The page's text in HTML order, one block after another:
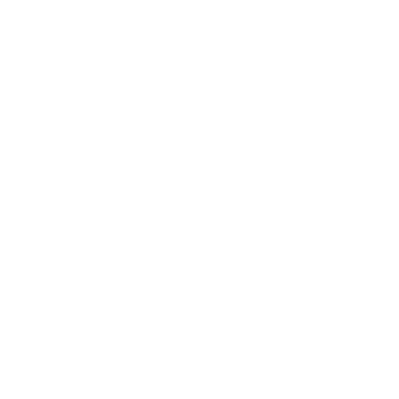
y ambos suspiran aliviados — como mucho, lo
recordarme. — murmuro y él traga duro.